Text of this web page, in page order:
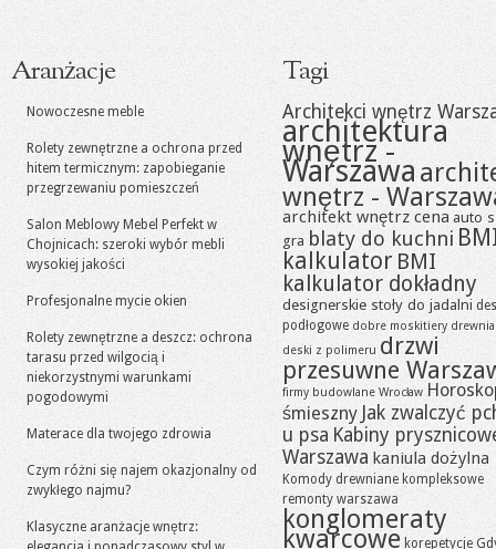
Aranżacje
Nowoczesne meble
Rolety zewnętrzne a ochrona przed
hitem termicznym: zapobieganie
przegrzewaniu pomieszczeń
Salon Meblowy Mebel Perfekt w
Chojnicach: szeroki wybór mebli
wysokiej jakości
Profesjonalne mycie okien
Rolety zewnętrzne a deszcz: ochrona
tarasu przed wilgocią i
niekorzystnymi warunkami
pogodowymi
Materace dla twojego zdrowia
Czym różni się najem okazjonalny od
zwykłego najmu?
Klasyczne aranżacje wnętrz:
Tagi
Architekci wnętrz
architektura
wnętrz -
Warszawa
wnętrz -
architekt wnętrz cena auto
gra blaty do kuchni
kalkulator BMI
kalkulator dokładny
designerskie stoły do jadalni
podłogowe dobre moskitiery
deski z polimeru drzwi
przesuwne
firmy budowlane Wrocław
śmieszny Jak zwalczyć
u psa Kabiny
Warszawa kaniula dożylna
Komody drewniane kompleksowe
remonty warszawa
konglomeraty
kwarcowe korepetycje